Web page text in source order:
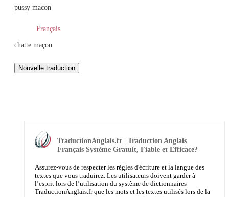
pussy macon
Français
chatte maçon
TraductionAnglais.fr | Traduction Anglais
Français Système Gratuit, Fiable et Efficace?
Assurez-vous de respecter les règles d'écriture et la langue des
textes que vous traduirez. Les utilisateurs doivent garder à
l’esprit lors de l’utilisation du système de dictionnaires
TraductionAnglais.fr que les mots et les textes utilisés lors de la